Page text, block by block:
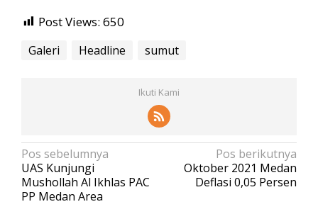
Post Views: 650
Galeri Headline sumut
Ikuti Kami
N
a
v
Pos sebelumnya
UAS Kunjungi
Mushollah Al Ikhlas PAC
PP Medan Area
Pos berikutnya
Oktober 2021 Medan
Deflasi 0,05 Persen